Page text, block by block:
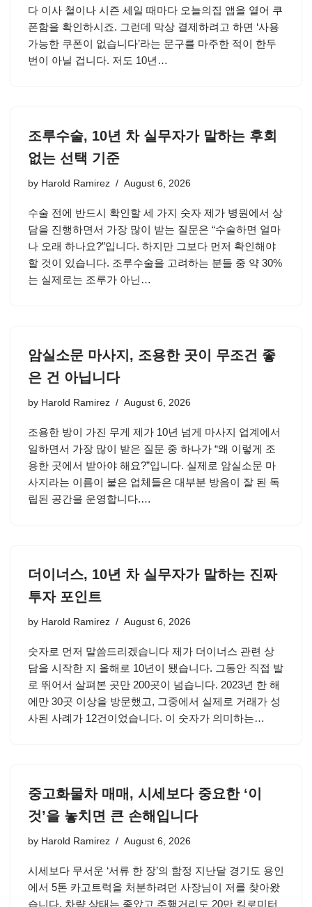
다 이사 철이나 시즌 세일 때마다 오늘의집 앱을 열어 쿠
폰함을 확인하시죠. 그런데 막상 결제하려고 하면 ‘사용
가능한 쿠폰이 없습니다’라는 문구를 마주한 적이 한두
번이 아닐 겁니다. 저도 10년…
조루수술, 10년 차 실무자가 말하는 후회
없는 선택 기준
by Harold Ramirez August 6, 2026
수술 전에 반드시 확인할 세 가지 숫자 제가 병원에서 상
담을 진행하면서 가장 많이 받는 질문은 “수술하면 얼마
나 오래 하나요?”입니다. 하지만 그보다 먼저 확인해야
할 것이 있습니다. 조루수술을 고려하는 분들 중 약 30%
는 실제로는 조루가 아닌…
암실소문 마사지, 조용한 곳이 무조건 좋
은 건 아닙니다
by Harold Ramirez August 6, 2026
조용한 방이 가진 무게 제가 10년 넘게 마사지 업계에서
일하면서 가장 많이 받은 질문 중 하나가 “왜 이렇게 조
용한 곳에서 받아야 해요?”입니다. 실제로 암실소문 마
사지라는 이름이 붙은 업체들은 대부분 방음이 잘 된 독
립된 공간을 운영합니다.…
더이너스, 10년 차 실무자가 말하는 진짜
투자 포인트
by Harold Ramirez August 6, 2026
숫자로 먼저 말씀드리겠습니다 제가 더이너스 관련 상
담을 시작한 지 올해로 10년이 됐습니다. 그동안 직접 발
로 뛰어서 살펴본 곳만 200곳이 넘습니다. 2023년 한 해
에만 30곳 이상을 방문했고, 그중에서 실제로 거래가 성
사된 사례가 12건이었습니다. 이 숫자가 의미하는…
중고화물차 매매, 시세보다 중요한 ‘이
것’을 놓치면 큰 손해입니다
by Harold Ramirez August 6, 2026
시세보다 무서운 ‘서류 한 장’의 함정 지난달 경기도 용인
에서 5톤 카고트럭을 처분하려던 사장님이 저를 찾아왔
습니다. 차량 상태는 좋았고 주행거리도 20만 킬로미터